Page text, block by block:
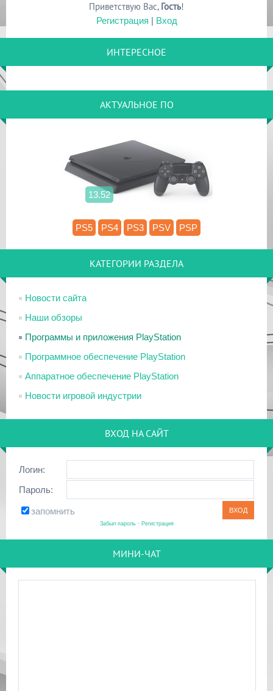
Приветствую Вас, Гость!
Регистрация | Вход
ИНТЕРЕСНОЕ
АКТУАЛЬНОЕ ПО
13.52
PS5 PS4 PS3 PSV PSP
КАТЕГОРИИ РАЗДЕЛА
Новости сайта
Наши обзоры
Программы и приложения PlayStation
Программное обеспечение PlayStation
Аппаратное обеспечение PlayStation
Новости игровой индустрии
ВХОД НА САЙТ
Логин:
Пароль:
запомнить
Забыл пароль· Регистрация
МИНИ-ЧАТ